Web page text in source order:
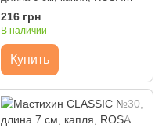
Gallery
216 грн
В наличии
Купить